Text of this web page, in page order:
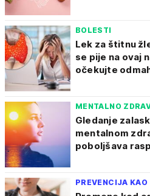
BOLESTI
Lek za štitnu
se pije na ovaj
očekujte
MENTALNO
Gledanje
mentalnom
poboljšava
PREVENCIJA